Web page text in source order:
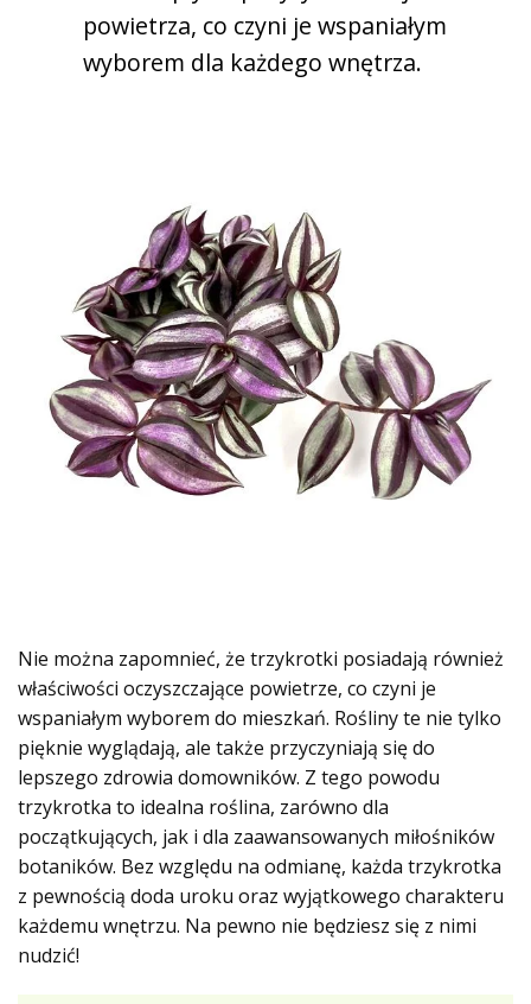
powietrza, co czyni je wspaniałym
wyborem dla każdego wnętrza.
Nie można zapomnieć, że trzykrotki posiadają również
właściwości oczyszczające powietrze, co czyni je
wspaniałym wyborem do mieszkań. Rośliny te nie tylko
pięknie wyglądają, ale także przyczyniają się do
lepszego zdrowia domowników. Z tego powodu
trzykrotka to idealna roślina, zarówno dla
początkujących, jak i dla zaawansowanych miłośników
botaników. Bez względu na odmianę, każda trzykrotka
z pewnością doda uroku oraz wyjątkowego charakteru
każdemu wnętrzu. Na pewno nie będziesz się z nimi
nudzić!